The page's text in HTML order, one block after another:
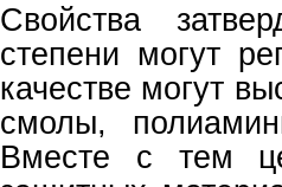
Свойства
степени могут
качестве могут
смолы,
Вместе с тем